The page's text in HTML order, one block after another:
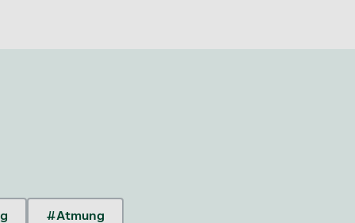
#Atmung